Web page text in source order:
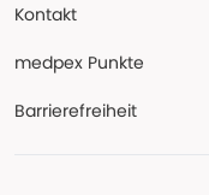
Kontakt
medpex Punkte
Barrierefreiheit